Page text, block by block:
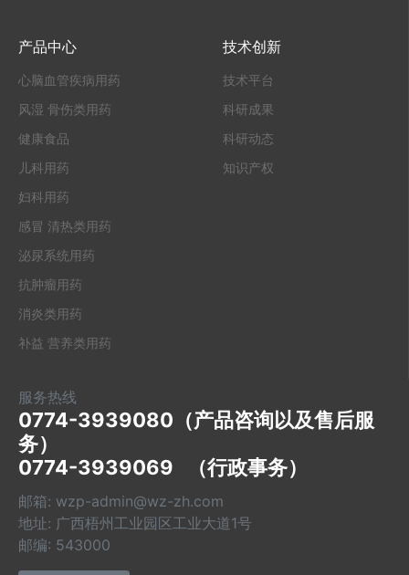
产品中心
心脑血管疾病用药
风湿 骨伤类用药
健康食品
儿科用药
妇科用药
感冒 清热类用药
泌尿系统用药
抗肿瘤用药
消炎类用药
补益 营养类用药
技术创新
技术平台
科研成果
科研动态
知识产权
服务热线
0774-3939080（产品咨询以及售后服
务）
0774-3939069   （行政事务）
邮箱: wzp-admin@wz-zh.com
地址: 广西梧州工业园区工业大道1号
邮编: 543000